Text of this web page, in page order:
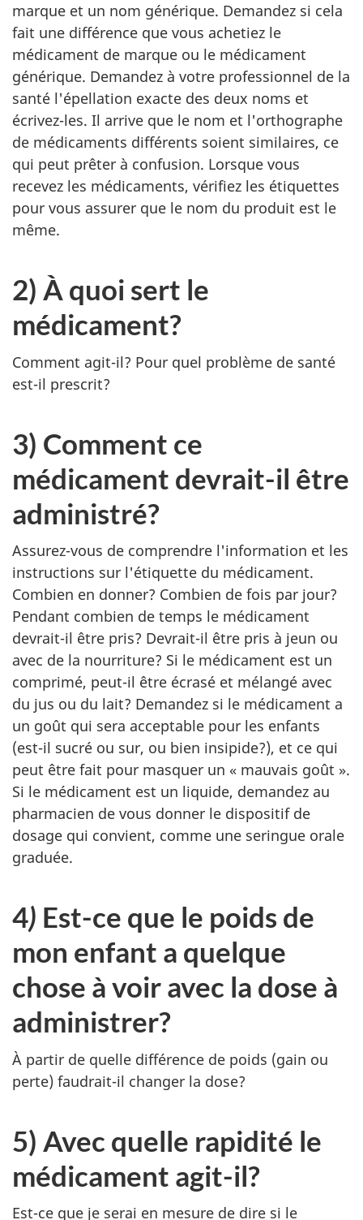
marque et un nom générique. Demandez si cela
fait une différence que vous achetiez le
médicament de marque ou le médicament
générique. Demandez à votre professionnel de la
santé l'épellation exacte des deux noms et
écrivez-les. Il arrive que le nom et l'orthographe
de médicaments différents soient similaires, ce
qui peut prêter à confusion. Lorsque vous
recevez les médicaments, vérifiez les étiquettes
pour vous assurer que le nom du produit est le
même.
2) À quoi sert le
médicament?
Comment agit-il? Pour quel problème de santé
est-il prescrit?
3) Comment ce
médicament devrait-il être
administré?
Assurez-vous de comprendre l'information et les
instructions sur l'étiquette du médicament.
Combien en donner? Combien de fois par jour?
Pendant combien de temps le médicament
devrait-il être pris? Devrait-il être pris à jeun ou
avec de la nourriture? Si le médicament est un
comprimé, peut-il être écrasé et mélangé avec
du jus ou du lait? Demandez si le médicament a
un goût qui sera acceptable pour les enfants
(est-il sucré ou sur, ou bien insipide?), et ce qui
peut être fait pour masquer un « mauvais goût ».
Si le médicament est un liquide, demandez au
pharmacien de vous donner le dispositif de
dosage qui convient, comme une seringue orale
graduée.
4) Est-ce que le poids de
mon enfant a quelque
chose à voir avec la dose à
administrer?
À partir de quelle différence de poids (gain ou
perte) faudrait-il changer la dose?
5) Avec quelle rapidité le
médicament agit-il?
Est-ce que je serai en mesure de dire si le